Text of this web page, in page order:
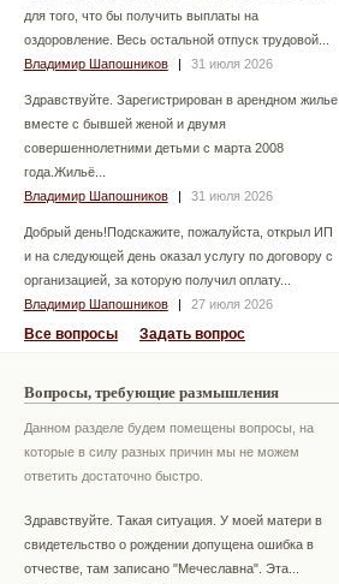
для того, что бы получить выплаты на
оздоровление. Весь остальной отпуск трудовой...
Владимир Шапошников
| 31 июля 2026
Здравствуйте. Зарегистрирован в арендном жилье
вместе с бывшей женой и двумя
совершеннолетними детьми с марта 2008
года.Жильё...
Владимир Шапошников
| 31 июля 2026
Добрый день!Подскажите, пожалуйста, открыл ИП
и на следующей день оказал услугу по договору с
организацией, за которую получил оплату...
Владимир Шапошников
| 27 июля 2026
Все вопросы Задать вопрос
Вопросы, требующие размышления
Данном разделе будем помещены вопросы, на
которые в силу разных причин мы не можем
ответить достаточно быстро.
Здравствуйте. Такая ситуация. У моей матери в
свидетельство о рождении допущена ошибка в
отчестве, там записано "Мечеславна". Эта...